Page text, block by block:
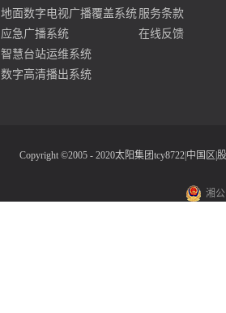
地面数字电视广播覆盖系统
应急广播系统
智慧台站运维系统
数字高清播出系统
服务条款
在线反馈
Copyright ©2005 - 2020太阳集团tcy8722|中国区|
湘公